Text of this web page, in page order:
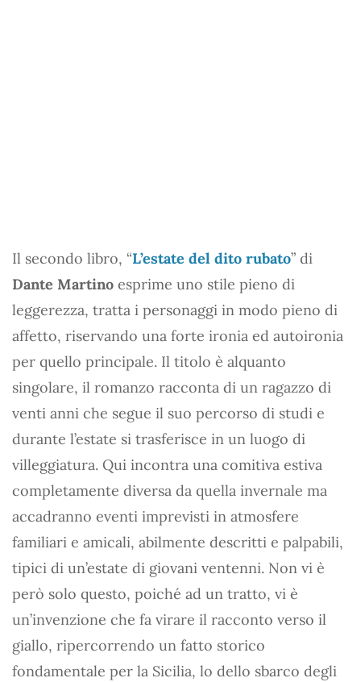
Il secondo libro, “L’estate del dito rubato” di
Dante Martino esprime uno stile pieno di
leggerezza, tratta i personaggi in modo pieno di
affetto, riservando una forte ironia ed autoironia
per quello principale. Il titolo è alquanto
singolare, il romanzo racconta di un ragazzo di
venti anni che segue il suo percorso di studi e
durante l’estate si trasferisce in un luogo di
villeggiatura. Qui incontra una comitiva estiva
completamente diversa da quella invernale ma
accadranno eventi imprevisti in atmosfere
familiari e amicali, abilmente descritti e palpabili,
tipici di un’estate di giovani ventenni. Non vi è
però solo questo, poiché ad un tratto, vi è
un’invenzione che fa virare il racconto verso il
giallo, ripercorrendo un fatto storico
fondamentale per la Sicilia, lo dello sbarco degli